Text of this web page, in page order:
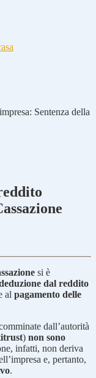
Sentenza della
si è
dal reddito
al pagamento delle
dall’autorità
) non sono
infatti, non deriva
e, pertanto,
.